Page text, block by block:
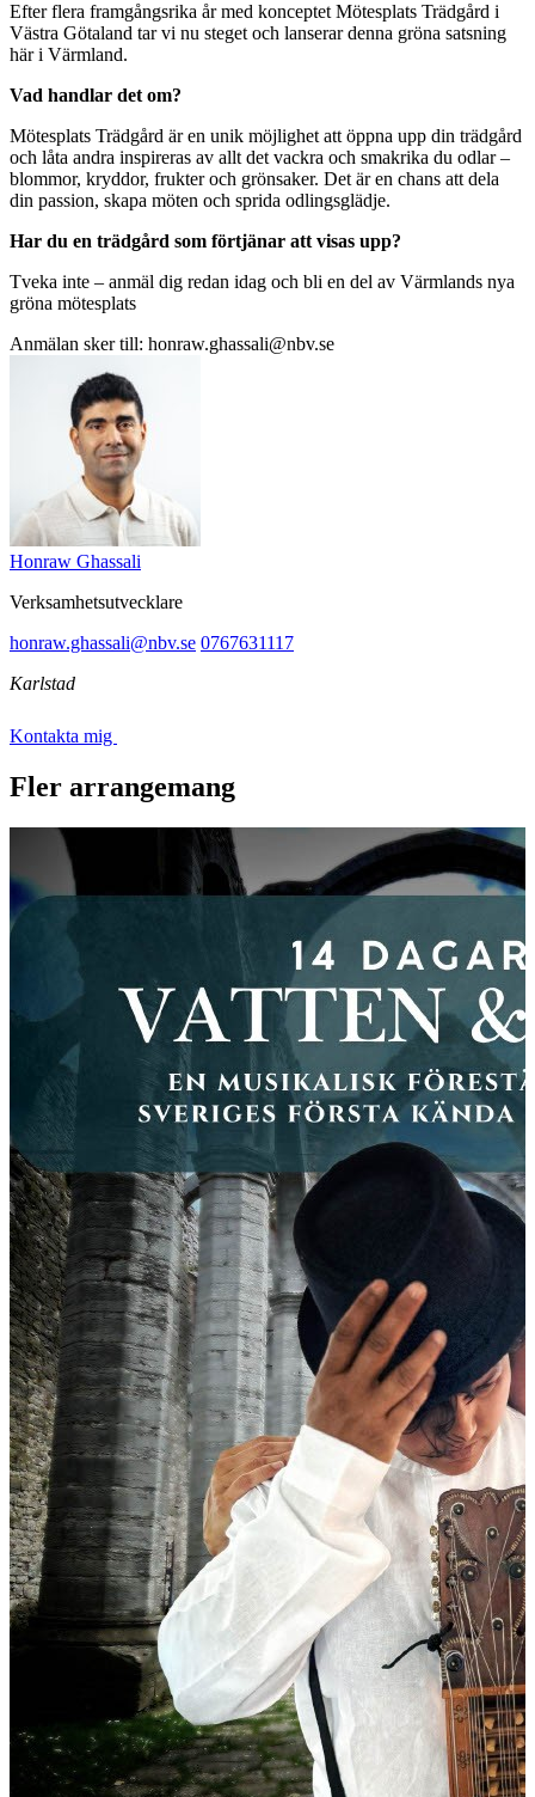
Efter flera framgångsrika år med konceptet Mötesplats Trädgård i
Västra Götaland tar vi nu steget och lanserar denna gröna satsning
här i Värmland.
Vad handlar det om?
Mötesplats Trädgård är en unik möjlighet att öppna upp din trädgård
och låta andra inspireras av allt det vackra och smakrika du odlar –
blommor, kryddor, frukter och grönsaker. Det är en chans att dela
din passion, skapa möten och sprida odlingsglädje.
Har du en trädgård som förtjänar att visas upp?
Tveka inte – anmäl dig redan idag och bli en del av Värmlands nya
gröna mötesplats
Anmälan sker till: honraw.ghassali@nbv.se
Honraw Ghassali
Verksamhetsutvecklare
honraw.ghassali@nbv.se 0767631117
Karlstad
Kontakta mig
Fler arrangemang